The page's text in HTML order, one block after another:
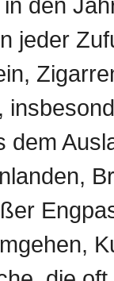
den
jeder
dem